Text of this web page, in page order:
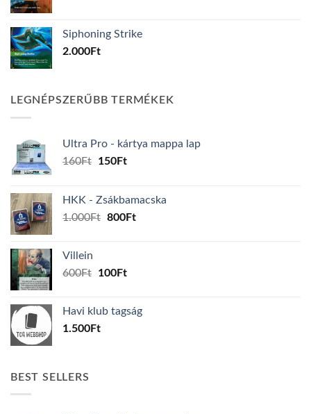
Siphoning Strike
2.000Ft
LEGNÉPSZERŰBB TERMÉKEK
Ultra Pro - kártya mappa lap
160Ft
Original
160Ft.
150FtCurrent
150Ft.
HKK - Zsákbamacska
1.000Ft Original
800FtCurrent
Villein
600Ft
Original
600Ft.
100FtCurrent
100Ft.
Havi klub tagság
1.500Ft
BEST SELLERS